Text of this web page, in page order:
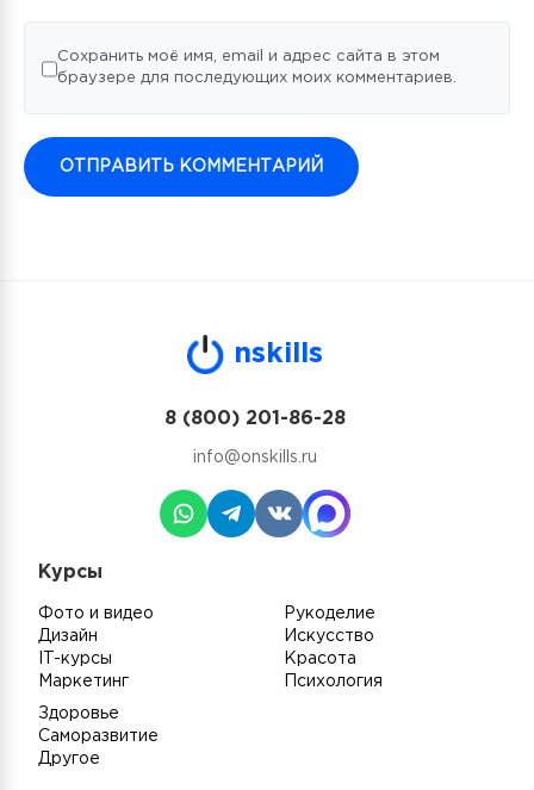
Сохранить моё имя, email и адрес сайта в этом
браузере для последующих моих комментариев.
nskills
8 (800) 201-86-28
info@onskills.ru
Курсы
Фото и видео
Дизайн
IT-курсы
Маркетинг
Рукоделие
Искусство
Красота
Психология
Здоровье
Саморазвитие
Другое